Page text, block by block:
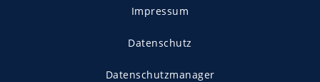
Impressum
Datenschutz
Datenschutzmanager